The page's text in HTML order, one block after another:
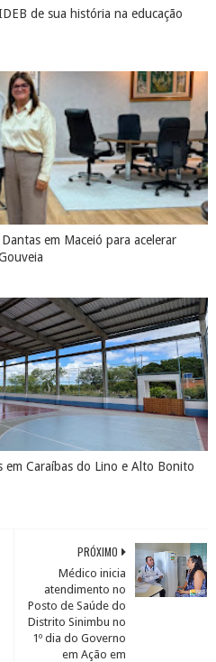
de sua história na educação
em Maceió para acelerar
em Caraíbas do Lino e Alto Bonito
PRÓXIMO
Médico inicia
atendimento no
Posto de Saúde do
Distrito Sinimbu no
1º dia do Governo
em Ação em